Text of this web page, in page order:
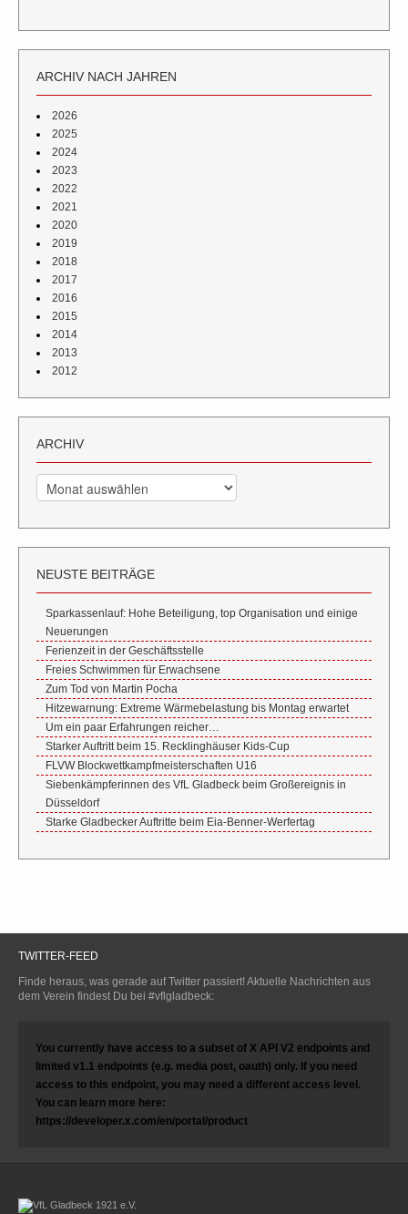
ARCHIV NACH JAHREN
2026
2025
2024
2023
2022
2021
2020
2019
2018
2017
2016
2015
2014
2013
2012
ARCHIV
Archiv
NEUSTE BEITRÄGE
Sparkassenlauf: Hohe Beteiligung, top Organisation und einige
Neuerungen
Ferienzeit in der Geschäftsstelle
Freies Schwimmen für Erwachsene
Zum Tod von Martin Pocha
Hitzewarnung: Extreme Wärmebelastung bis Montag erwartet
Um ein paar Erfahrungen reicher…
Starker Auftritt beim 15. Recklinghäuser Kids-Cup
FLVW Blockwettkampfmeisterschaften U16
Siebenkämpferinnen des VfL Gladbeck beim Großereignis in
Düsseldorf
Starke Gladbecker Auftritte beim Eia-Benner-Werfertag
TWITTER-FEED
Finde heraus, was gerade auf Twitter passiert! Aktuelle Nachrichten aus
dem Verein findest Du bei #vflgladbeck:
You currently have access to a subset of X API V2 endpoints and
limited v1.1 endpoints (e.g. media post, oauth) only. If you need
access to this endpoint, you may need a different access level.
You can learn more here:
https://developer.x.com/en/portal/product